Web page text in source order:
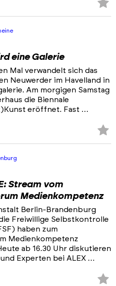
eine Galerie
Mal verwandelt sich das
Neuwerder im Havelland in
Am morgigen Samstag
die Biennale
eröffnet. Fast …
Stream vom
Medienkompetenz
Berlin-Brandenburg
Freiwillige Selbstkontrolle
haben zum
Medienkompetenz
ab 16.30 Uhr diskutieren
Experten bei ALEX …